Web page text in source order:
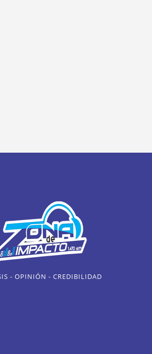
- OPINIÓN - CREDIBILIDAD